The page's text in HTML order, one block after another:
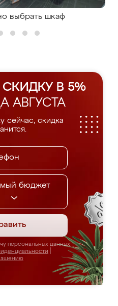
выбрать шкаф
В 5%
АВГУСТА
сейчас, скидка
бюджет
персональных данных